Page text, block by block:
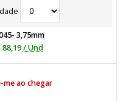
3,75mm
88,19 / Und
me ao chegar